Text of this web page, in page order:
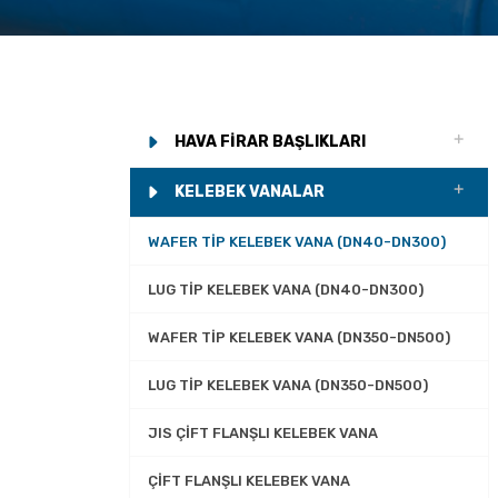
HAVA FIRAR BAŞLIKLARI
KELEBEK VANALAR
WAFER TIP KELEBEK VANA (DN40-DN300)
LUG TIP KELEBEK VANA (DN40-DN300)
WAFER TIP KELEBEK VANA (DN350-DN500)
LUG TIP KELEBEK VANA (DN350-DN500)
JIS ÇİFT FLANŞLI KELEBEK VANA
ÇIFT FLANŞLI KELEBEK VANA